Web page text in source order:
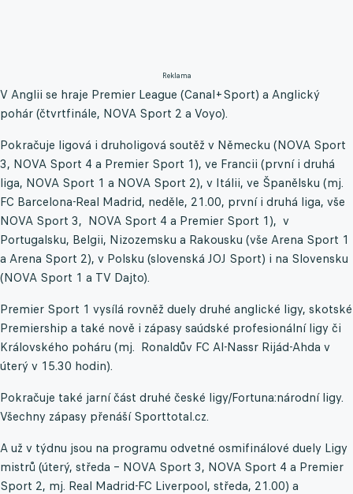
Reklama
V Anglii se hraje Premier League (Canal+Sport) a Anglický
pohár (čtvrtfinále, NOVA Sport 2 a Voyo).
Pokračuje ligová i druholigová soutěž v Německu (NOVA Sport
3, NOVA Sport 4 a Premier Sport 1), ve Francii (první i druhá
liga, NOVA Sport 1 a NOVA Sport 2), v Itálii, ve Španělsku (mj.
FC Barcelona-Real Madrid, neděle, 21.00, první i druhá liga, vše
NOVA Sport 3, NOVA Sport 4 a Premier Sport 1), v
Portugalsku, Belgii, Nizozemsku a Rakousku (vše Arena Sport 1
a Arena Sport 2), v Polsku (slovenská JOJ Sport) i na Slovensku
(NOVA Sport 1 a TV Dajto).
Premier Sport 1 vysílá rovněž duely druhé anglické ligy, skotské
Premiership a také nově i zápasy saúdské profesionální ligy či
Královského poháru (mj. Ronaldův FC Al-Nassr Rijád-Ahda v
úterý v 15.30 hodin).
Pokračuje také jarní část druhé české ligy/Fortuna:národní ligy.
Všechny zápasy přenáší Sporttotal.cz.
A už v týdnu jsou na programu odvetné osmifinálové duely Ligy
mistrů (úterý, středa – NOVA Sport 3, NOVA Sport 4 a Premier
Sport 2, mj. Real Madrid-FC Liverpool, středa, 21.00) a